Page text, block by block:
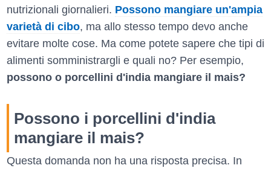
nutrizionali giornalieri. Possono mangiare un'ampia
varietà di cibo, ma allo stesso tempo devo anche
evitare molte cose. Ma come potete sapere che tipi di
alimenti somministrargli e quali no? Per esempio,
possono o porcellini d'india mangiare il mais?
Possono i porcellini d'india
mangiare il mais?
Questa domanda non ha una risposta precisa. In